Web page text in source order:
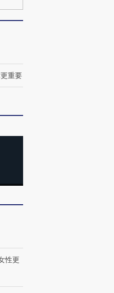
飞地休达
重要
性更